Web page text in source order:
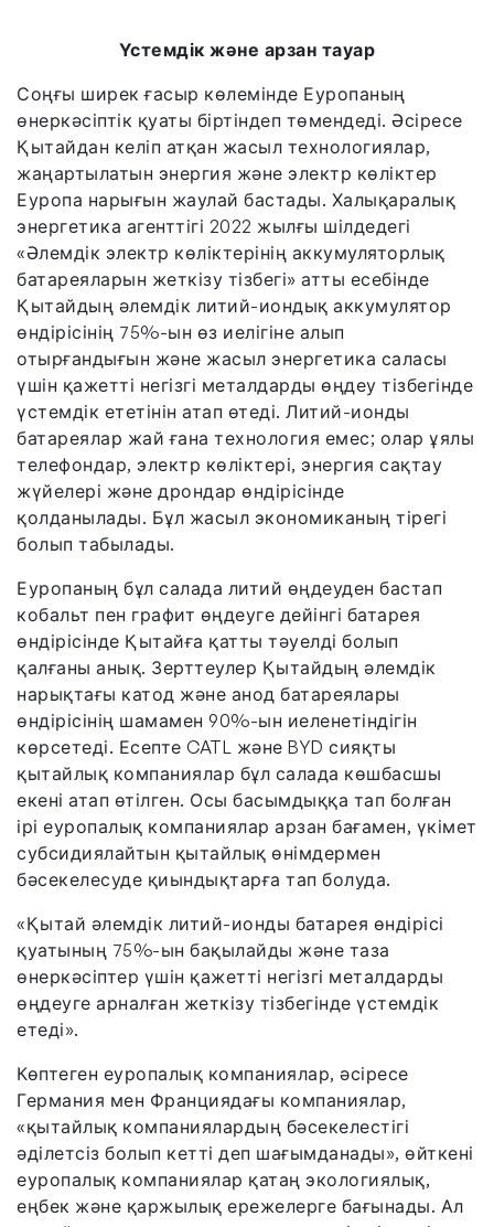
Үстемдік және арзан тауар
Соңғы ширек ғасыр көлемінде Еуропаның
өнеркәсіптік қуаты біртіндеп төмендеді. Әсіресе
Қытайдан келіп атқан жасыл технологиялар,
жаңартылатын энергия және электр көліктер
Еуропа нарығын жаулай бастады. Халықаралық
энергетика агенттігі 2022 жылғы шілдедегі
«Әлемдік электр көліктерінің аккумуляторлық
батареяларын жеткізу тізбегі» атты есебінде
Қытайдың әлемдік литий-иондық аккумулятор
өндірісінің 75%-ын өз иелігіне алып
отырғандығын және жасыл энергетика саласы
үшін қажетті негізгі металдарды өңдеу тізбегінде
үстемдік ететінін атап өтеді. Литий-ионды
батареялар жай ғана технология емес; олар ұялы
телефондар, электр көліктері, энергия сақтау
жүйелері және дрондар өндірісінде
қолданылады. Бұл жасыл экономиканың тірегі
болып табылады.
Еуропаның бұл салада литий өңдеуден бастап
кобальт пен графит өңдеуге дейінгі батарея
өндірісінде Қытайға қатты тәуелді болып
қалғаны анық. Зерттеулер Қытайдың әлемдік
нарықтағы катод және анод батареялары
өндірісінің шамамен 90%-ын иеленетіндігін
көрсетеді. Есепте CATL және BYD сияқты
қытайлық компаниялар бұл салада көшбасшы
екені атап өтілген. Осы басымдыққа тап болған
ірі еуропалық компаниялар арзан бағамен, үкімет
субсидиялайтын қытайлық өнімдермен
бәсекелесуде қиындықтарға тап болуда.
«Қытай әлемдік литий-ионды батарея өндірісі
қуатының 75%-ын бақылайды және таза
өнеркәсіптер үшін қажетті негізгі металдарды
өңдеуге арналған жеткізу тізбегінде үстемдік
етеді».
Көптеген еуропалық компаниялар, әсіресе
Германия мен Франциядағы компаниялар,
«қытайлық компаниялардың бәсекелестігі
әділетсіз болып кетті деп шағымданады», өйткені
еуропалық компаниялар қатаң экологиялық,
еңбек және қаржылық ережелерге бағынады. Ал